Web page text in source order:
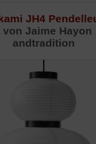
JH4
von Jaime Hayon
andtradition